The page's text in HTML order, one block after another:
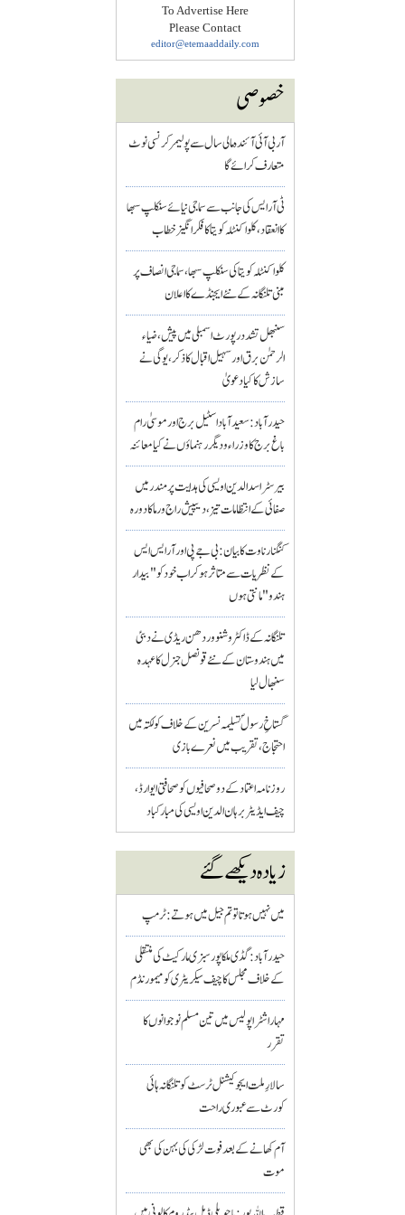
To Advertise Here
Please Contact
editor@etemaaddaily.com
خصوصی
آر بی آئی آئندہ مالی سال سے پولیمر کرنسی نوٹ
متعارف کرائے گا
ٹی آر ایس کی جانب سے سماجی نیائے سنکلپ سبھا
کا انعقاد، کلواکنٹلہ کویتا کا فکر انگیز خطاب
کلواکنٹلہ کویتا کی سنکلپ سبھا، سماجی انصاف پر
مبنی تلنگانہ کے نئے ایجنڈے کا اعلان
سنبھل تشدد رپورٹ اسمبلی میں پیش، ضیاء
الرحمٰن برق اور سہیل اقبال کا ذکر، یوگی نے
سازش کا کیا دعویٰ
حیدرآباد: سعیدآباد اسٹیل برج اور موسیٰ رام
باغ برج کا وزراء و دیگر رہنماؤں نے کیا معائنہ
بیرسٹر اسدالدین اویسی کی ہدایت پر مندر میں
صفائی کے انتظامات تیز، دیپیش راج ورما کا دورہ
کنگنا رناوت کا بیان: بی جے پی اور آر ایس ایس
کے نظریات سے متاثر ہو کر اب خود کو "بیدار
ہندو" مانتی ہوں
تلنگانہ کے ڈاکٹر وشنو وردھن ریڈی نے دبئی
میں ہندوستان کے نئے قونصل جنرل کا عہدہ
سنبھال لیا
گستاخِ رسولؐ تسلیمہ نسرین کے خلاف کولکتہ میں
احتجاج، تقریب میں نعرے بازی
روزنامہ اعتماد کے دو صحافیوں کو صحافتی ایوارڈ،
چیف ایڈیٹر برہان الدین اویسی کی مبارکباد
زیادہ دیکھے گئے
میں نہیں ہوتا تو تم جیل میں ہوتے : ٹرمپ
حیدرآباد: گڈی ملکاپور سبزی مارکیٹ کی منتقلی
کے خلاف مجلس کا چیف سیکریٹری کو میمورنڈم
مہاراشٹرا پولیس میں تین مسلم نو جوانوں کا
تقرر
سالارِ ملت ایجوکیشنل ٹرسٹ کو تلنگانہ ہائی
کورٹ سے عبوری راحت
آم کھانے کے بعد فوت لڑکی کی بہن کی بھی
موت